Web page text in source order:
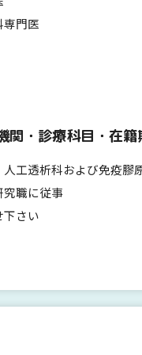
専門医
関・診療科目・在籍
工透析科および免疫膠
職に従事
さい